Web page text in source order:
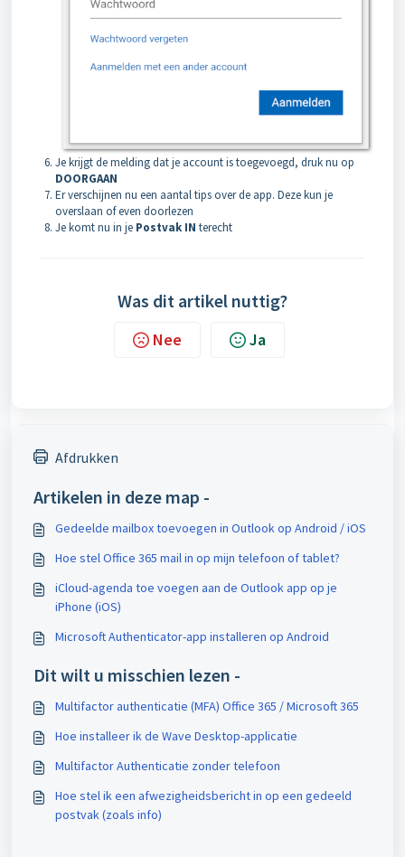
Je krijgt de melding dat je account is toegevoegd, druk nu op
DOORGAAN
Er verschijnen nu een aantal tips over de app. Deze kun je
overslaan of even doorlezen
Je komt nu in je Postvak IN terecht
Was dit artikel nuttig?
Nee Ja
Afdrukken
Artikelen in deze map -
Gedeelde mailbox toevoegen in Outlook op Android / iOS
Hoe stel Office 365 mail in op mijn telefoon of tablet?
iCloud-agenda toe voegen aan de Outlook app op je
iPhone (iOS)
Microsoft Authenticator-app installeren op Android
Dit wilt u misschien lezen -
Multifactor authenticatie (MFA) Office 365 / Microsoft 365
Hoe installeer ik de Wave Desktop-applicatie
Multifactor Authenticatie zonder telefoon
Hoe stel ik een afwezigheidsbericht in op een gedeeld
postvak (zoals info)